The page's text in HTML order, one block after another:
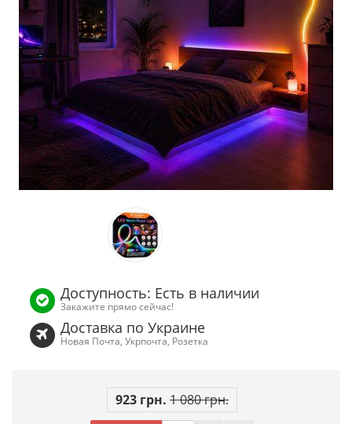
Доступность: Есть в наличии
Закажите прямо сейчас!
Доставка по Украине
Новая Почта, Укрпочта, Розетка
923 грн. 1 080 грн.